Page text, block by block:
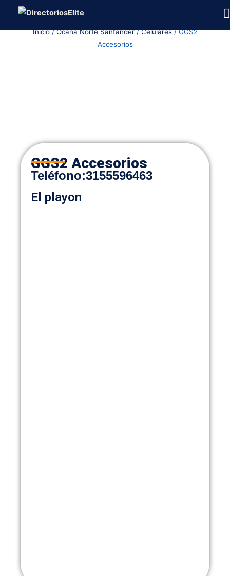
contenidoInicio/Ocaña Norte Santander/Celulares/ GGS2
Accesorios
GGS2 Accesorios
Teléfono:3155596463
El playon